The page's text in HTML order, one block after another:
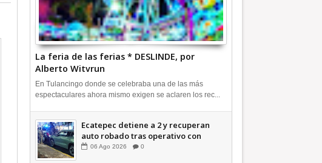
La feria de las ferias * DESLINDE, por
Alberto Witvrun
En Tulancingo donde se celebraba una de las más
espectaculares ahora mismo exigen se aclaren los rec...
Ecatepec detiene a 2 y recuperan
auto robado tras operativo con
Tecámac +Video | INFORMATIVA
06 Ago 2026 0